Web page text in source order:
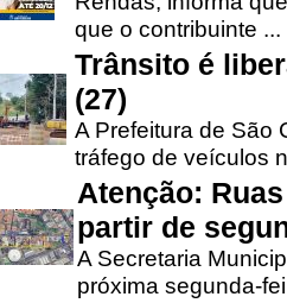
que o contribuinte ...
Trânsito é
(27)
A Prefeitura de São
tráfego de veículos
Atenção:
partir de
A Secretaria
próxima segunda-